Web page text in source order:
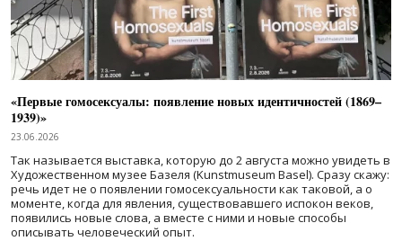
«Первые гомосексуалы: появление новых идентичностей (1869–
1939)»
23.06.2026
Так называется выставка, которую до 2 августа можно увидеть в
Художественном музее Базеля (Kunstmuseum Basel). Сразу скажу:
речь идет не о появлении гомосексуальности как таковой, а о
моменте, когда для явления, существовавшего испокон веков,
появились новые слова, а вместе с ними и новые способы
описывать человеческий опыт.